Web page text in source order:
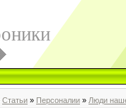
Статьи » Персоналии » Люди